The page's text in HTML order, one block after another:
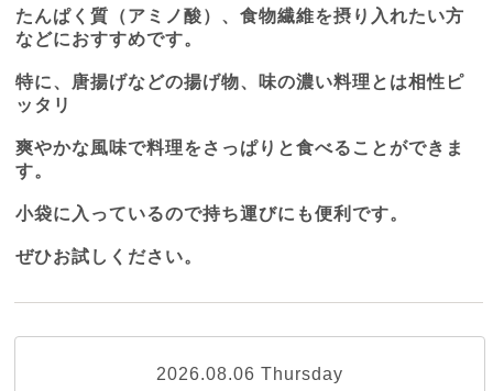
たんぱく質（アミノ酸）、食物繊維を摂り入れたい方
などにおすすめです。
特に、唐揚げなどの揚げ物、味の濃い料理とは相性ピ
ッタリ
爽やかな風味で料理をさっぱりと食べることができま
す。
小袋に入っているので持ち運びにも便利です。
ぜひお試しください。
2026.08.06 Thursday